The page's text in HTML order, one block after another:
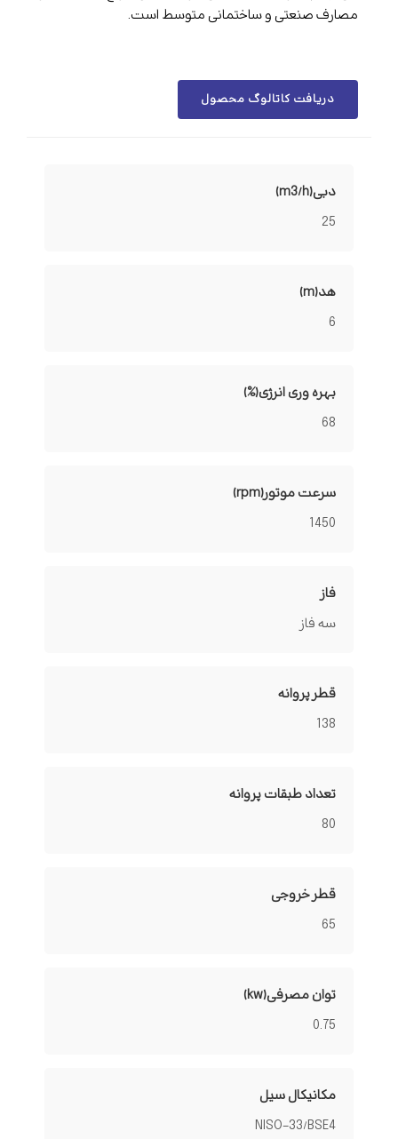
مصارف صنعتی و ساختمانی متوسط است.
دریافت کاتالوگ محصول
دبی(m3/h)
25
هد(m)
6
بهره وری انرژی(%)
68
سرعت موتور(rpm)
1450
فاز
سه فاز
قطر پروانه
138
تعداد طبقات پروانه
80
قطر خروجی
65
توان مصرفی(kw)
0.75
مکانیکال سیل
NISO-33/BSE4